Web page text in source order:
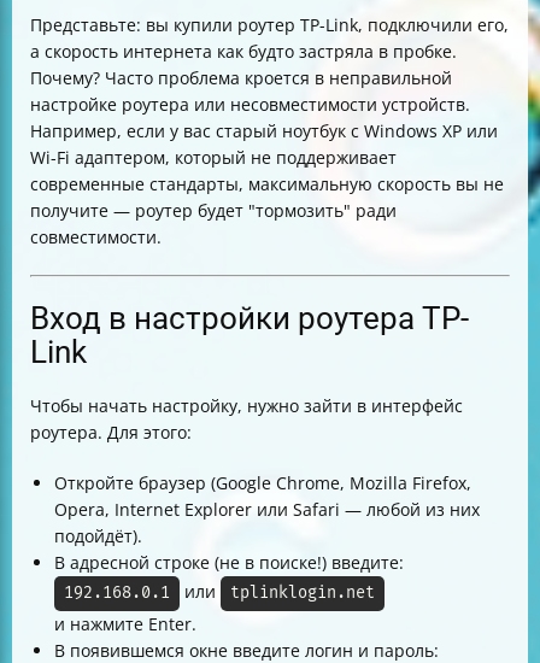
Представьте: вы купили роутер TP-Link, подключили его,
а скорость интернета как будто застряла в пробке.
Почему? Часто проблема кроется в неправильной
настройке роутера или несовместимости устройств.
Например, если у вас старый ноутбук с Windows XP или
Wi-Fi адаптером, который не поддерживает
современные стандарты, максимальную скорость вы не
получите — роутер будет "тормозить" ради
совместимости.
Вход в настройки роутера TP-
Link
Чтобы начать настройку, нужно зайти в интерфейс
роутера. Для этого:
Откройте браузер (Google Chrome, Mozilla Firefox,
Opera, Internet Explorer или Safari — любой из них
подойдёт).
В адресной строке (не в поиске!) введите:
192.168.0.1 или tplinklogin.net
и нажмите Enter.
В появившемся окне введите логин и пароль: